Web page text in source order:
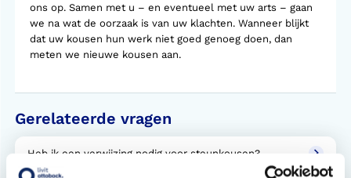
ons op. Samen met u – en eventueel met uw arts – gaan
we na wat de oorzaak is van uw klachten. Wanneer blijkt
dat uw kousen hun werk niet goed genoeg doen, dan
meten we nieuwe kousen aan.
Gerelateerde vragen
Heb ik een verwijzing nodig voor steunkousen?